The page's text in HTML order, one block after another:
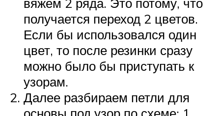
получается переход 2 цветов.
Если бы использовался один
цвет, то после резинки сразу
можно было бы приступать к
узорам.
Далее разбираем петли для
основы под узор по схеме: 1